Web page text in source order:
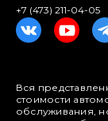
+7 (473) 211-04-05
Вся
стоимости
обслуживания,